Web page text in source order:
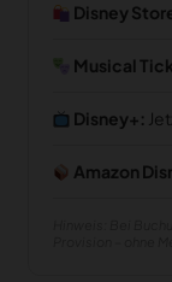
Disney
Musical
Disney+:
Amazon